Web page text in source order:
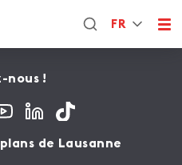
FR
nous !
de Lausanne